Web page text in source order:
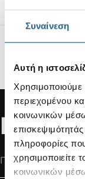
Συναίνεση
Αυτή η
Χρησιμοποιούμε
περιεχομένου
κοινωνικών
πληροφορίες
χρησιμοποιείτε
κοινωνικών
Διεύθυνση Email